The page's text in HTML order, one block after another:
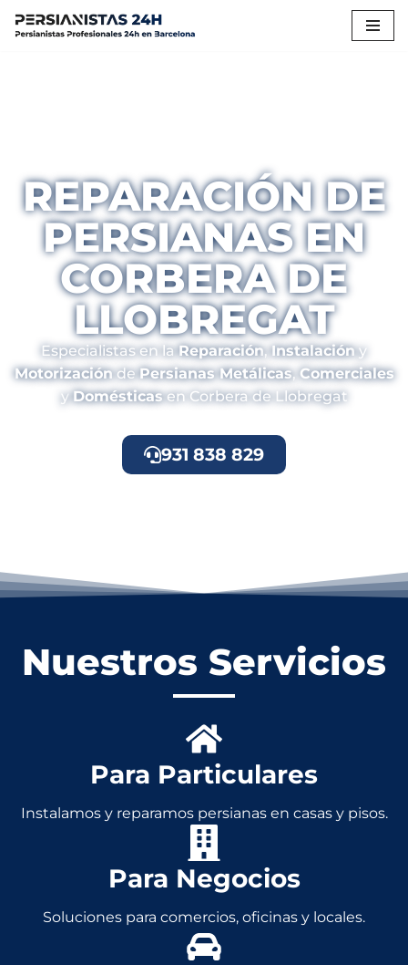
REPARACIÓN DE
PERSIANAS EN
CORBERA DE
LLOBREGAT
Especialistas en laReparación,Instalacióny
MotorizacióndePersianas Metálicas,Comerciales
yDomésticasen Corbera de Llobregat
931 838 829
Nuestros Servicios
Para Particulares
Instalamos y reparamos persianas en casas y pisos.
Para Negocios
Soluciones para comercios, oficinas y locales.